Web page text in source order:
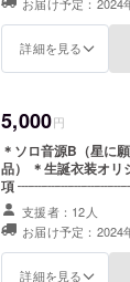
詳細を見る
5,000円
＊ソロ音源B（星に願いを） ＊生誕衣装オリジナル
品） ＊生誕衣装オリジナルブロマイド（非売品） ＊お名前記載 注意事
項
種類は全6種、ラン
ます。支援者：12人
お届け予定：2024
詳細を見る